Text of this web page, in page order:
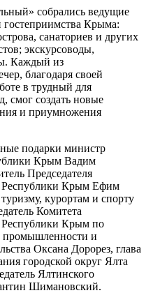
собрались ведущие
гостеприимства Крыма:
санаториев и других
экскурсоводы,
Каждый из
благодаря своей
в трудный для
смог создать новые
и приумножения
подарки министр
Крым Вадим
Председателя
Республики Крым Ефим
курортам и спорту
Комитета
Республики Крым по
промышленности и
Оксана Дорорез, глава
городской округ Ялта
Ялтинского
Шимановский.